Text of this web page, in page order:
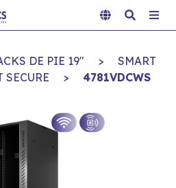
DE PIE 19" >
SMART
SECURE
> 4781VDCWS